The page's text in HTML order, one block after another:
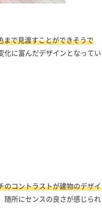
まで見渡すことができそうで
化に富んだデザインとなってい
のコントラストが建物のデザイ
随所にセンスの良さが感じられ